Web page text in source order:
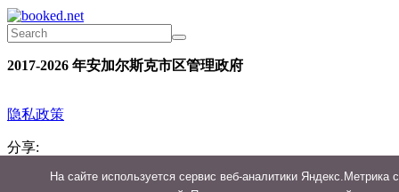
2017-2026 年安加尔斯克市区管理政府
隐私政策
分享:
На сайте используется сервис веб-аналитики